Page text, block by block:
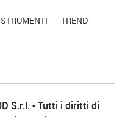
STRUMENTI TREND
S.r.l. - Tutti i diritti di